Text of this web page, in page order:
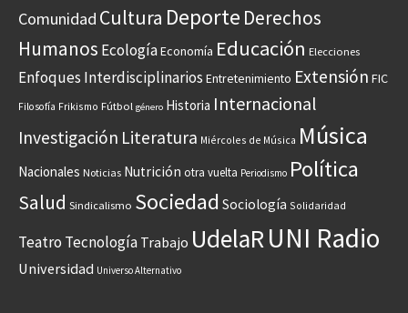
Comunidad Cultura Deporte Derechos
Humanos EcologíaEconomía Educación Elecciones
Enfoques Interdisciplinarios Entretenimiento Extensión FIC
Filosofía Frikismo Fútbol género Historia Internacional
Investigación Literatura Miércoles de Música Música
Nacionales Noticias Nutrición otra vuelta Periodismo Política
Salud Sindicalismo Sociedad Sociología Solidaridad
Teatro Tecnología Trabajo UdelaRUNI Radio
Universidad Universo Alternativo